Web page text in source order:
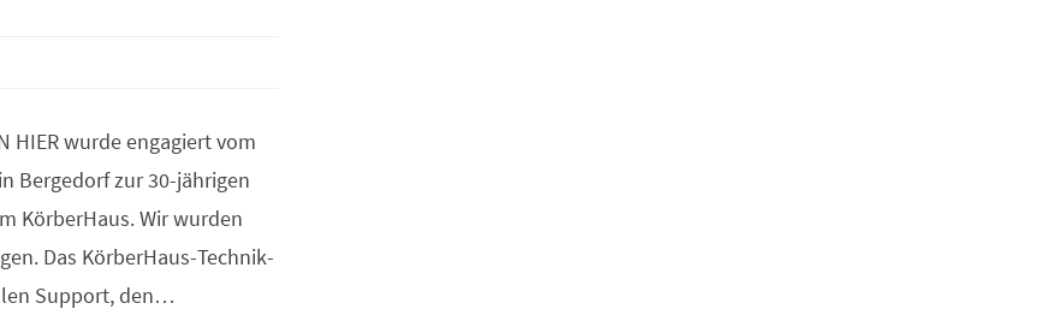
HIER wurde engagiert vom
Bergedorf zur 30-jährigen
KörberHaus. Wir wurden
Das KörberHaus-Technik-
Support, den…